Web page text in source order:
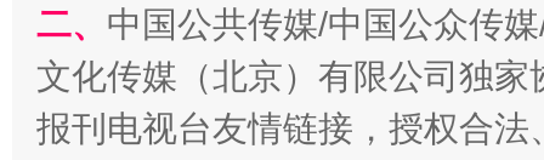
生
二、 中国公共传媒/中国公众传
文化传媒（北京）有限公司独
报刊电视台友情链接，授权合